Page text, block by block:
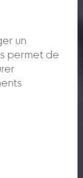
un
permet de